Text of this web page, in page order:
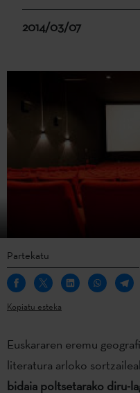
2014/03/07
Partekatu
Kopiatu esteka
Euskararen eremu
literatura arloko
bidaia poltsetarako diru-